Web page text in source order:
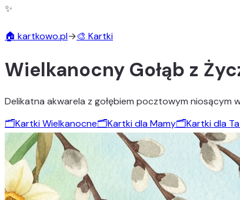
✨
🏠 kartkowo.pl→🎨 Kartki
Wielkanocny Gołąb z
Delikatna akwarela z gołębiem pocztowym niosącym
🗂️Kartki Wielkanocne🗂️Kartki dla Mamy🗂️Kartki dla